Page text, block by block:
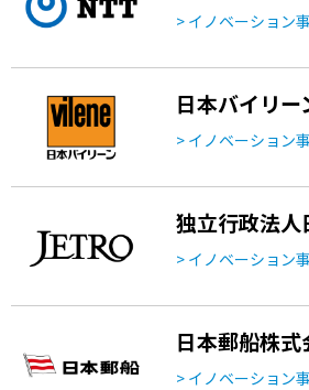
> イノベーション
日本バイリー
> イノベーション
独立行政法
> イノベーション
日本郵船株式
> イノベーション